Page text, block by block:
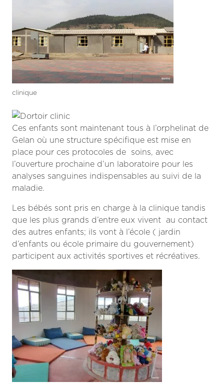
clinique
Ces enfants sont maintenant tous à l’orphelinat de
Gelan où une structure spécifique est mise en
place pour ces protocoles de soins, avec
l’ouverture prochaine d’un laboratoire pour les
analyses sanguines indispensables au suivi de la
maladie.
Les bébés sont pris en charge à la clinique tandis
que les plus grands d’entre eux vivent au contact
des autres enfants; ils vont à l’école ( jardin
d’enfants ou école primaire du gouvernement)
participent aux activités sportives et récréatives.